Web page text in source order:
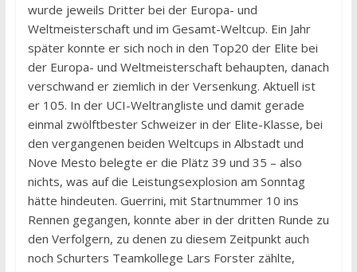
wurde jeweils Dritter bei der Europa- und
Weltmeisterschaft und im Gesamt-Weltcup. Ein Jahr
später konnte er sich noch in den Top20 der Elite bei
der Europa- und Weltmeisterschaft behaupten, danach
verschwand er ziemlich in der Versenkung. Aktuell ist
er 105. In der UCI-Weltrangliste und damit gerade
einmal zwölftbester Schweizer in der Elite-Klasse, bei
den vergangenen beiden Weltcups in Albstadt und
Nove Mesto belegte er die Plätz 39 und 35 – also
nichts, was auf die Leistungsexplosion am Sonntag
hätte hindeuten. Guerrini, mit Startnummer 10 ins
Rennen gegangen, konnte aber in der dritten Runde zu
den Verfolgern, zu denen zu diesem Zeitpunkt auch
noch Schurters Teamkollege Lars Forster zählte,